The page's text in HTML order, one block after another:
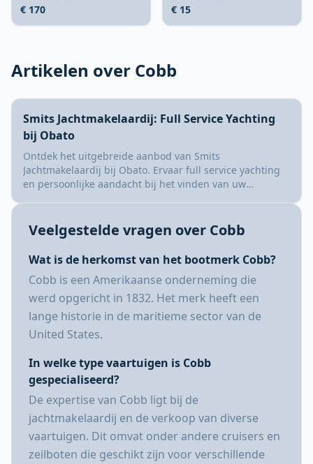
€ 170 € 15
Artikelen over Cobb
Smits Jachtmakelaardij: Full Service Yachting
bij Obato
Ontdek het uitgebreide aanbod van Smits
Jachtmakelaardij bij Obato. Ervaar full service yachting
en persoonlijke aandacht bij het vinden van uw
Veelgestelde vragen over Cobb
Wat is de herkomst van het bootmerk Cobb?
Cobb is een Amerikaanse onderneming die
werd opgericht in 1832. Het merk heeft een
lange historie in de maritieme sector van de
United States.
In welke type vaartuigen is Cobb
gespecialiseerd?
De expertise van Cobb ligt bij de
jachtmakelaardij en de verkoop van diverse
vaartuigen. Dit omvat onder andere cruisers en
zeilboten die geschikt zijn voor verschillende